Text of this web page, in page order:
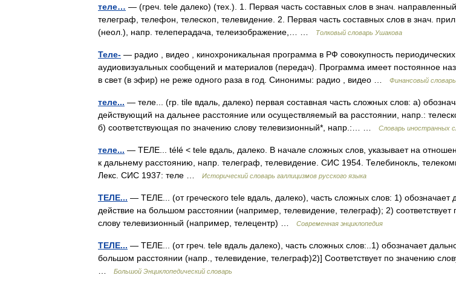
теле… — (греч. tele далеко) (тех.). 1. Первая часть составных слов в знач.
телеграф, телефон, телескоп, телевидение. 2. Первая часть составных слов в знач.
(неол.), напр. телеперадача, телеизображение,… …
Толковый словарь Ушакова
Теле- — радио , видео , кинохроникальная программа в РФ совокупность периодических
аудиовизуальных сообщений и материалов (передач). Программа имеет постоянное
в свет (в эфир) не реже одного раза в год. Синонимы: радио , видео …
Финансовый словарь
теле... — теле... (гр. tile вдаль, далеко) первая составная часть сложных слов: а)
действующий на дальнее расстояние или осуществляемый ва расстоянии, напр.:
б) соответствующая по значению слову телевизионный*, напр.:… …
Словарь иностранных
теле... — ТЕЛЕ... télé < tele вдаль, далеко. В начале сложных слов, указывает на
к дальнему расстоянию, напр. телеграф, телевидение. СИС 1954. Телебинокль,
Лекс. СИС 1937: теле …
Исторический словарь галлицизмов русского языка
ТЕЛЕ... — ТЕЛЕ... (от греческого tele вдаль, далеко), часть сложных слов: 1) обозначает
действие на большом расстоянии (например, телевидение, телеграф); 2) соответствует
слову телевизионный (например, телецентр) …
Современная энциклопедия
ТЕЛЕ... — ТЕЛЕ... (от греч. tele вдаль далеко), часть сложных слов:..1) обозначает
большом расстоянии (напр., телевидение, телеграф)2)] Соответствует по значению
Большой Энциклопедический словарь